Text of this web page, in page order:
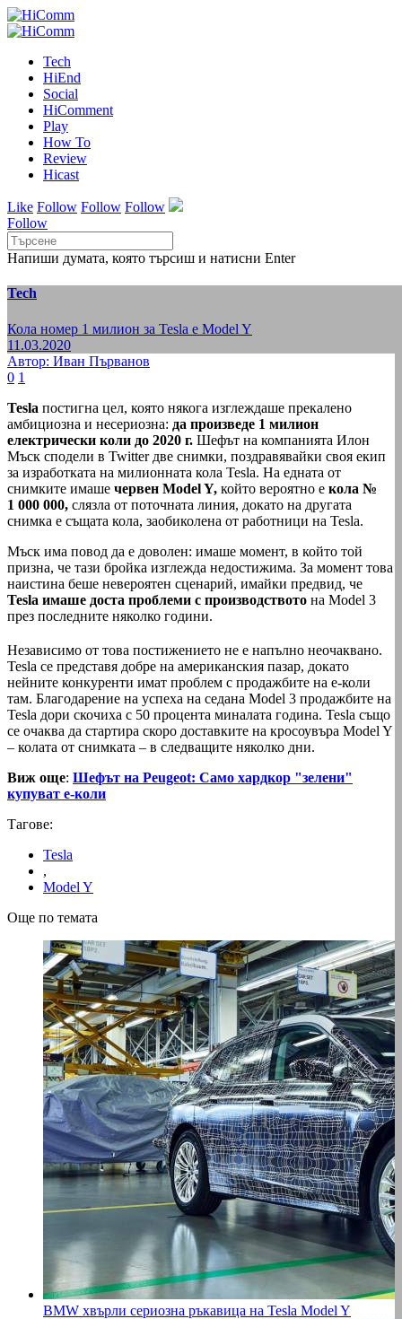
Tech
HiEnd
Social
HiComment
Play
How To
Review
Hicast
Like Follow Follow Follow
Follow
Напиши думата, която търсиш и натисни Enter
Tech
Кола номер 1 милион за Tesla е Model Y
11.03.2020
Автор: Иван Първанов
0 1
Tesla постигна цел, която някога изглеждаше прекалено
амбициозна и несериозна: да произведе 1 милион
електрически коли до 2020 г. Шефът на компанията Илон
Мъск сподели в Twitter две снимки, поздравявайки своя екип
за изработката на милионната кола Tesla. На едната от
снимките имаше червен Model Y, който вероятно е кола №
1 000 000, слязла от поточната линия, докато на другата
снимка е същата кола, заобиколена от работници на Tesla.
Мъск има повод да е доволен: имаше момент, в който той
призна, че тази бройка изглежда недостижима. За момент това
наистина беше невероятен сценарий, имайки предвид, че
Tesla имаше доста проблеми с производството на Model 3
през последните няколко години.
Независимо от това постижението не е напълно неочаквано.
Tesla се представя добре на американския пазар, докато
нейните конкуренти имат проблем с продажбите на е-коли
там. Благодарение на успеха на седана Model 3 продажбите на
Tesla дори скочиха с 50 процента миналата година. Tesla също
се очаква да стартира скоро доставките на кросоувъра Model Y
– колата от снимката – в следващите няколко дни.
Виж още: Шефът на Peugeot: Само хардкор "зелени"
купуват е-коли
Тагове:
Tesla
,
Model Y
Още по темата
BMW хвърли сериозна ръкавица на Tesla Model Y